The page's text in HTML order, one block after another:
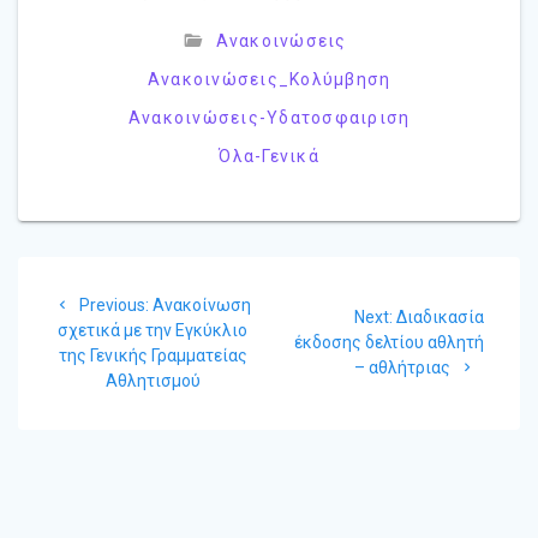
o
k
εί
τ
Ανακοινώσεις
Ανακοινώσεις_Κολύμβηση
Ανακοινώσεις-Υδατοσφαιριση
Όλα-Γενικά
άρθρων
Previous: Previous
post:
Ανακοίνωση
σχετικά με την Εγκύκλιο
της Γενικής Γραμματείας
Αθλητισμού
Next: Next
post:
Διαδικασία
έκδοσης δελτίου αθλητή
– αθλήτριας